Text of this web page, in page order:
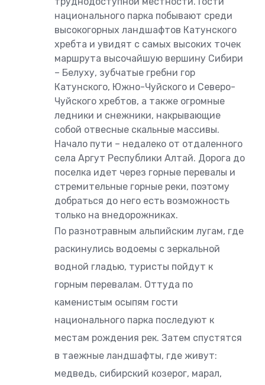
национального парка побывают среди
высокогорных ландшафтов Катунского
хребта и увидят с самых высоких точек
маршрута высочайшую вершину Сибири
– Белуху, зубчатые гребни гор
Катунского, Южно-Чуйского и Северо-
Чуйского хребтов, а также огромные
ледники и снежники, накрывающие
собой отвесные скальные массивы.
Начало пути – недалеко от отдаленного
села Аргут Республики Алтай. Дорога до
поселка идет через горные перевалы и
стремительные горные реки, поэтому
добраться до него есть возможность
только на внедорожниках.
По разнотравным альпийским лугам, где
раскинулись водоемы с зеркальной
водной гладью, туристы пойдут к
горным перевалам. Оттуда по
каменистым осыпям гости
национального парка последуют к
местам рождения рек. Затем спустятся
в таежные ландшафты, где живут:
медведь, сибирский козерог, марал,